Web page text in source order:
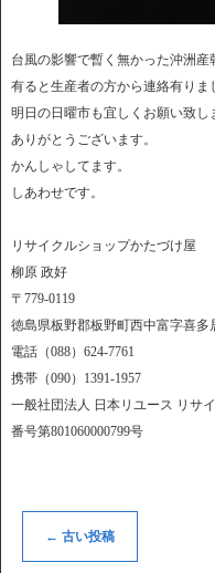
台風の影響で暫く無かった沖洲
有ると生産者の方から連絡有りま
明日の日曜市も宜しくお願い致し
ありがとうございます。
かんしゃしてます。
しあわせです。
リサイクルショップかたづけ屋
柳原 政好
〒779-0119
徳島県板野郡板野町西中富字喜多
電話（088）624-7761
携帯（090）1391-1957
一般社団法人 日本リユース リサ
番号第801060000799号
← 古い投稿